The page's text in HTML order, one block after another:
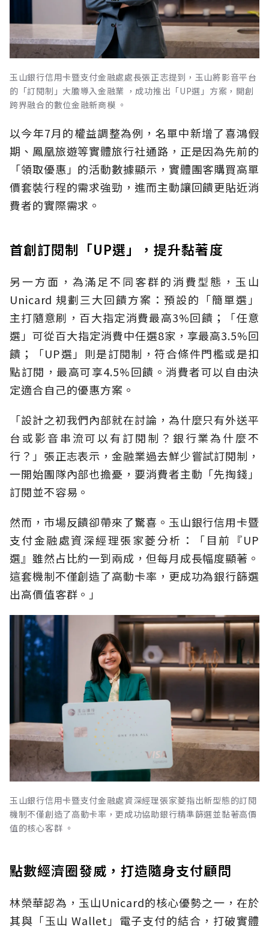
玉山銀行信用卡暨支付金融處處長張正志提到，玉山將影音平台
的「訂閱制」大膽導入金融業 ，成功推出「UP選」方案，開創
跨界融合的數位金融新商模 。
以今年7月的權益調整為例，名單中新增了喜鴻假
期、鳳凰旅遊等實體旅行社通路，正是因為先前的
「領取優惠」的活動數據顯示，實體團客購買高單
價套裝行程的需求強勁，進而主動讓回饋更貼近消
費者的實際需求。
首創訂閱制「UP選」，提升黏著度
另一方面，為滿足不同客群的消費型態，玉山
Unicard 規劃三大回饋方案：預設的「簡單選」
主打隨意刷，百大指定消費最高3%回饋；「任意
選」可從百大指定消費中任選8家，享最高3.5%回
饋；「UP選」則是訂閱制，符合條件門檻或是扣
點訂閱，最高可享4.5%回饋。消費者可以自由決
定適合自己的優惠方案。
「設計之初我們內部就在討論，為什麼只有外送平
台或影音串流可以有訂閱制？銀行業為什麼不
行？」張正志表示，金融業過去鮮少嘗試訂閱制，
一開始團隊內部也擔憂，要消費者主動「先掏錢」
訂閱並不容易。
然而，市場反饋卻帶來了驚喜。玉山銀行信用卡暨
支付金融處資深經理張家菱分析：「目前『UP
選』雖然占比約一到兩成，但每月成長幅度顯著。
這套機制不僅創造了高動卡率，更成功為銀行篩選
出高價值客群。」
玉山銀行信用卡暨支付金融處資深經理張家菱指出新型態的訂閱
機制不僅創造了高動卡率，更成功協助銀行精準篩選並黏著高價
值的核心客群 。
點數經濟圈發威，打造隨身支付顧問
林榮華認為，玉山Unicard的核心優勢之一，在於
其與「玉山 Wallet」電子支付的結合，打破實體